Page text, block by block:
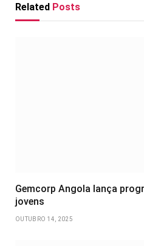
Related Posts
Gemcorp Angola lança
jovens
OUTUBRO 14, 2025